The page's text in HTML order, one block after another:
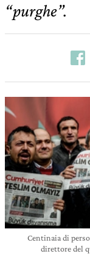
“purghe”.
Centinaia di
direttore del